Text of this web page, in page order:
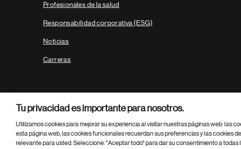
Profesionales de la salud
Responsabilidad corporativa (ESG)
Noticias
Carreras
Parte
© 2026 Novartis AG
Tu privacidad es importante para nosotros.
Utilizamos cookies para mejorar su experiencia al visitar nuestras páginas web: las
esta página web, las cookies funcionales recuerdan sus preferencias y las cookies
relevante para usted. Seleccione: "Aceptar todo" para dar su consentimiento a